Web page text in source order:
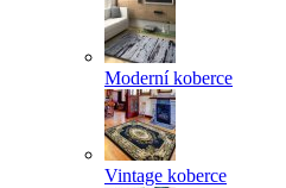
Moderní koberce
Vintage koberce